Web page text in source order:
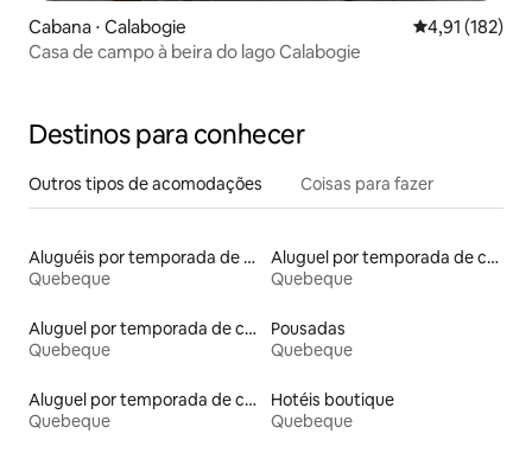
Cabana ⋅ Calabogie 4,91 de uma
4,91 (182)
Casa de campo à beira do lago Calabogie
Destinos para conhecer
Outros tipos de acomodações Coisas para fazer
Aluguéis por temporada de celeiros
Quebeque
Aluguel por temporada de contêineres
Quebeque
Aluguel por temporada de casas na árvore
Quebeque
Pousadas
Quebeque
Aluguel por temporada de casas arredondadas
Quebeque
Hotéis boutique
Quebeque